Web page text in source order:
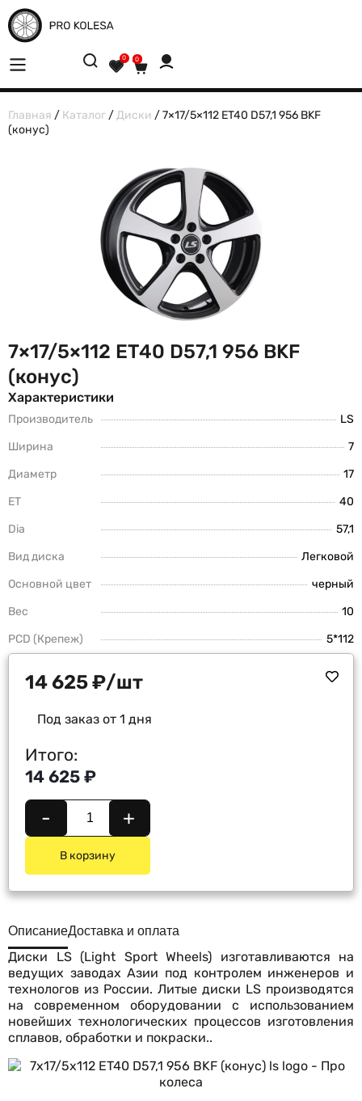
0 0
Главная / Каталог /Диски / 7×17/5×112 ET40 D57,1 956 BKF
(конус)
7×17/5×112 ET40 D57,1 956 BKF
(конус)
Характеристики
Производитель
LS
Ширина
7
Диаметр
17
ET
40
Dia
57,1
Вид диска
Легковой
Основной цвет
черный
Вес
10
PCD (Крепеж)
5*112
14 625₽/шт
Под заказ от 1 дня
Итого:
14 625 ₽
- +
В корзину
ОписаниеДоставка и оплата
Диски LS (Light Sport Wheels) изготавливаются на
ведущих заводах Азии под контролем инженеров и
технологов из России. Литые диски LS производятся
на современном оборудовании с использованием
новейших технологических процессов изготовления
сплавов, обработки и покраски..